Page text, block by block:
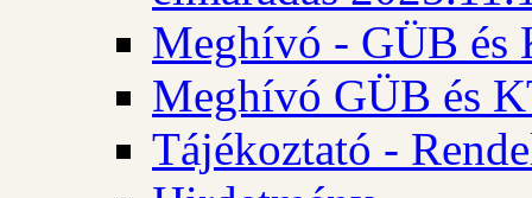
Meghívó - GÜB és
Meghívó GÜB és
Tájékoztató -